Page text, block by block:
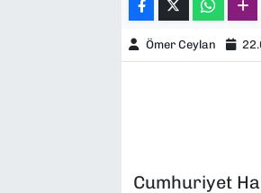
Ömer Ceylan
Cumhuriyet